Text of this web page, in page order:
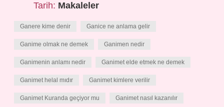
Tarih: Makaleler
Ganere kime denir Ganice ne anlama gelir
Ganime olmak ne demek Ganimen nedir
Ganimenin anlamı nedir Ganimet elde etmek ne demek
Ganimet helal mıdır Ganimet kimlere verilir
Ganimet Kuranda geçiyor mu Ganimet nasıl kazanılır